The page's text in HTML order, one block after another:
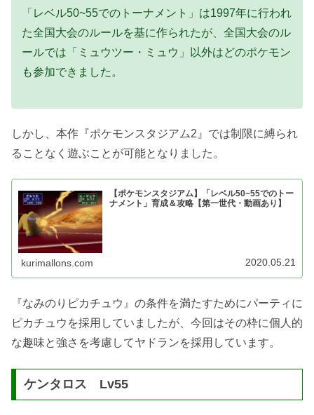
「レベル50~55でのトーナメント」は1997年に行われ
た全国大会のルールを基に作られたが、全国大会のル
ールでは「ミュウツー・ミュウ」以外はどのポケモン
も参加できました。
しかし、本作『ポケモンスタジアム2』では制限に縛られ
ることなく遊ぶことが可能となりました。
【ポケモンスタジアム】「レベル50~55でのトー
ナメント」育成＆攻略【第一世代・動画あり】
kurimallons.com 2020.05.21
『なみのりピカチュウ』の条件を満たすためにパーティに
ピカチュウを採用していましたが、今回はその枠に個人的
な趣味と強さを考慮してヤドランを採用しています。
ケンタロス Lv55